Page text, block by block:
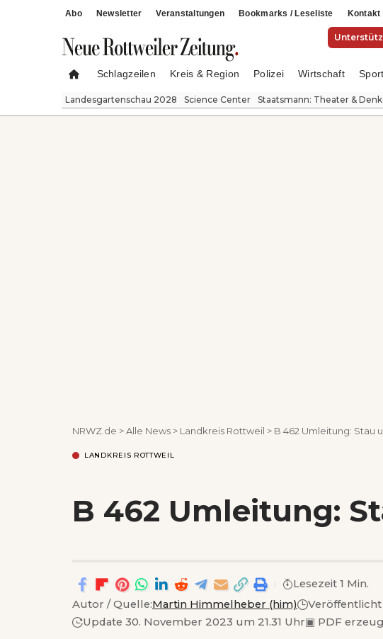
Abo Newsletter Veranstaltungen Bookmarks / Leseliste Kontakt
Schlagzeilen Kreis & Region Polizei Wirtschaft Sport
Landesgartenschau 2028 Science Center Staatsmann: Theater &
NRWZ.de >Alle News > Landkreis Rottweil > B 462 Umleitung: Stau
LANDKREIS ROTTWEIL
B 462 Umleitung:
Autor / Quelle:Martin Himmelheber (him)
Veröffentlicht
Update 30. November 2023 um 21.31 Uhr▣ PDF
Lesezeit 1 Min.